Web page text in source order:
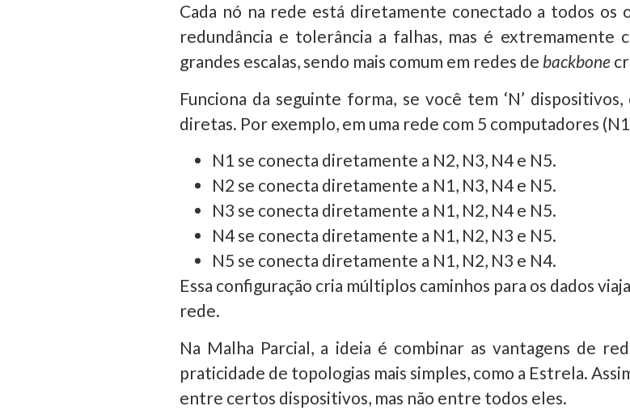
Cada nó na rede está diretamente conectado a todos os
redundância e tolerância a falhas, mas é extremamente
grandes escalas, sendo mais comum em redes de backbone
Funciona da seguinte forma, se você tem ‘N’
diretas. Por exemplo, em uma rede com 5 computadores
N1 se conecta diretamente a N2, N3, N4 e N5.
N2 se conecta diretamente a N1, N3, N4 e N5.
N3 se conecta diretamente a N1, N2, N4 e N5.
N4 se conecta diretamente a N1, N2, N3 e N5.
N5 se conecta diretamente a N1, N2, N3 e N4.
Essa configuração cria múltiplos caminhos para os dados
rede.
Na Malha Parcial, a ideia é combinar as vantagens de
praticidade de topologias mais simples, como a Estrela.
entre certos dispositivos, mas não entre todos eles.